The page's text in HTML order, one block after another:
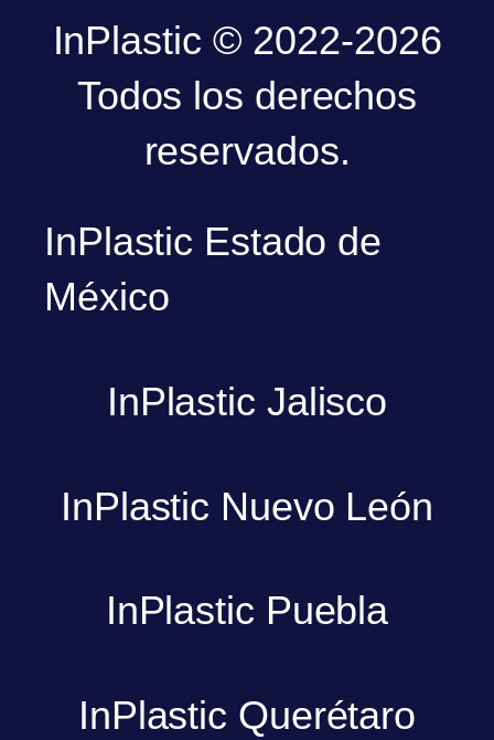
InPlastic © 2022-2026
Todos los derechos
reservados.
InPlastic Estado de
México
InPlastic Jalisco
InPlastic Nuevo León
InPlastic Puebla
InPlastic Querétaro